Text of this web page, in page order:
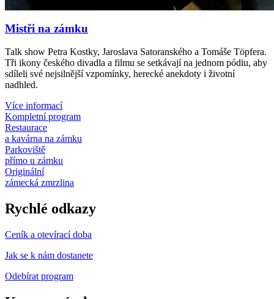
Mistři na zámku
Talk show Petra Kostky, Jaroslava Satoranského a Tomáše Töpfera.
Tři ikony českého divadla a filmu se setkávají na jednom pódiu, aby
sdíleli své nejsilnější vzpomínky, herecké anekdoty i životní
nadhled.
Více informací
Kompletní program
Restaurace
a kavárna na zámku
Parkoviště
přímo u zámku
Originální
zámecká zmrzlina
Rychlé odkazy
Ceník a otevírací doba
Jak se k nám dostanete
Odebírat program